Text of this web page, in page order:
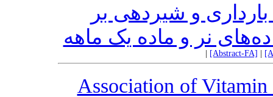
و شیردهی بر
نر و ماده یک ماهه
[Abstract-FA]
Association of